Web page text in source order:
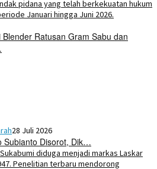
Ratusan Gram Sabu dan
28 Juli 2026
Subianto Disorot, Dik…